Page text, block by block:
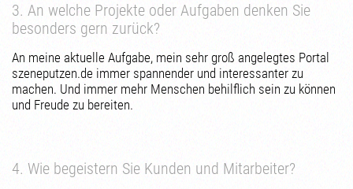
3. An welche Projekte oder Aufgaben denken Sie
besonders gern zurück?
An meine aktuelle Aufgabe, mein sehr groß angelegtes Portal
szeneputzen.de immer spannender und interessanter zu
machen. Und immer mehr Menschen behilflich sein zu können
und Freude zu bereiten.
4. Wie begeistern Sie Kunden und Mitarbeiter?